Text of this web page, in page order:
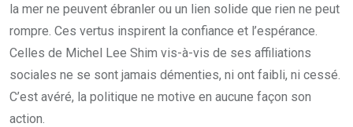
la mer ne peuvent ébranler ou un lien solide que rien ne peut
rompre. Ces vertus inspirent la confiance et l’espérance.
Celles de Michel Lee Shim vis-à-vis de ses affiliations
sociales ne se sont jamais démenties, ni ont faibli, ni cessé.
C’est avéré, la politique ne motive en aucune façon son
action.